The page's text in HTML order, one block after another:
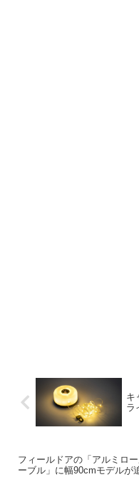
キ
ラ
フィールドアの「アルミロ
ーブル」に幅90cmモデルが